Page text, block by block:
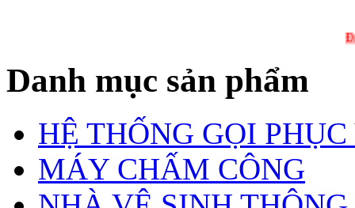
ĐẶT
Danh mục sản phẩm
HỆ THỐNG GỌI
MÁY CHẤM CÔNG